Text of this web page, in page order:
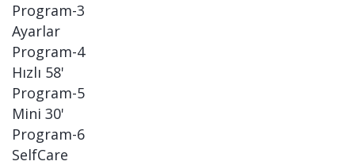
Program-3
Ayarlar
Program-4
Hızlı 58'
Program-5
Mini 30'
Program-6
SelfCare